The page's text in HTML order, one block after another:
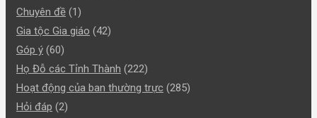
Chuyên đề (1)
Gia tộc Gia giáo (42)
Góp ý (60)
Họ Đỗ các Tỉnh Thành (222)
Hoạt động của ban thường trực (285)
Hỏi đáp (2)